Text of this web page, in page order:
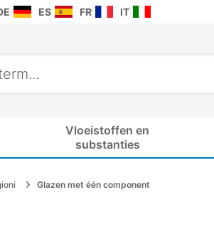
ES FR IT
Vloeistoffen en
substanties
Glazen met één component